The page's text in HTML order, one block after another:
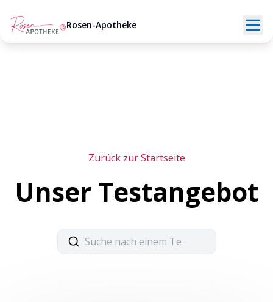
Rosen-Apotheke
Zurück zur Startseite
Unser Testangebot
Suche nach einem Test